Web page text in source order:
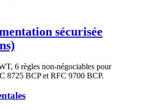
sécurisée
6 règles non-négociables pour
8725 BCP et RFC 9700 BCP.